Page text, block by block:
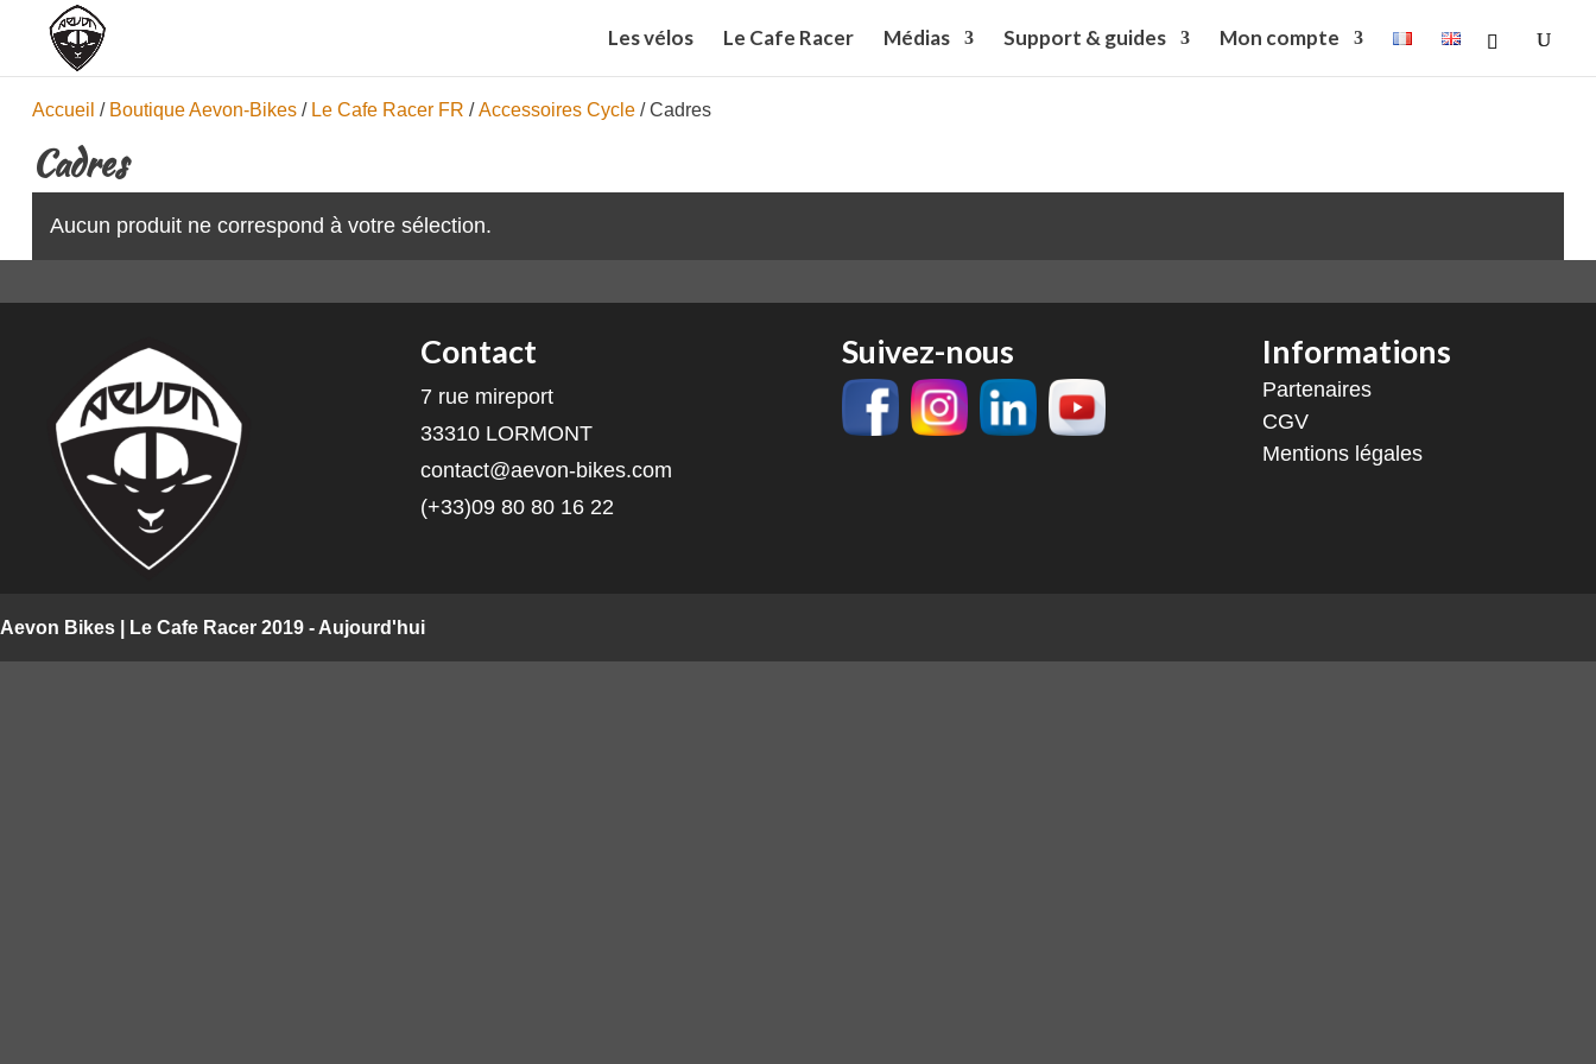
Les vélos Le Cafe Racer Médias Support & guides Mon compte
Accueil / Boutique Aevon-Bikes/ Le Cafe Racer FR /Accessoires Cycle/ Cadres
Cadres
Aucun produit ne correspond à votre sélection.
Contact
7 rue mireport
33310 LORMONT
contact@aevon-bikes.com
(+33)09 80 80 16 22
Suivez-nous Informations
Partenaires
CGV
Mentions légales
Aevon Bikes | Le Cafe Racer 2019 - Aujourd'hui